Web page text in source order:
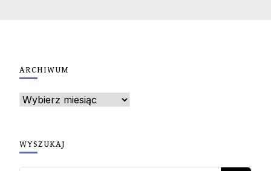
ARCHIWUM
Archiwum
WYSZUKAJ